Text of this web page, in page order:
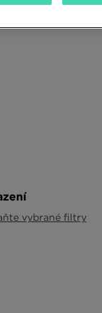
vybrané filtry